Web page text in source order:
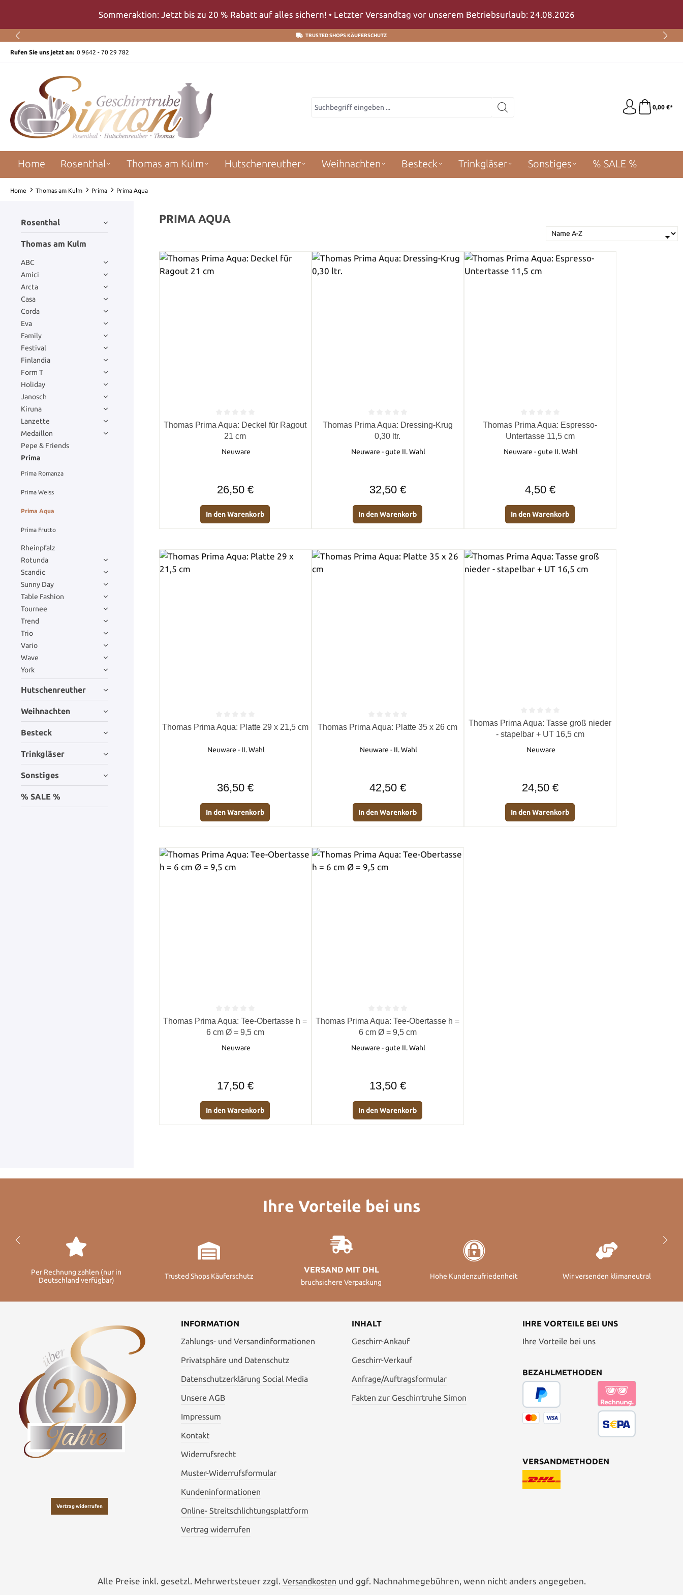
Zur Hauptnavigation springenSommeraktion: Jetzt bis zu 20 % Rabatt auf alles sichern! • Letzter Versandtag vor unserem Betriebsurlaub: 24.08.2026
TRUSTED SHOPS KÄUFERSCHUTZ
Rufen Sie uns jetzt an: 0 9642 - 70 29 782
0,00 €*
Home Rosenthal Thomas am Kulm Hutschenreuther Weihnachten Besteck Trinkgläser Sonstiges % SALE %
Home Thomas am Kulm Prima Prima Aqua
Rosenthal
Thomas am Kulm
ABC
Amici
Arcta
Casa
Corda
Eva
Family
Festival
Finlandia
Form T
Holiday
Janosch
Kiruna
Lanzette
Medaillon
Pepe & Friends
Prima
Prima Romanza
Prima Weiss
Prima Aqua
Prima Frutto
Rheinpfalz
Rotunda
Scandic
Sunny Day
Table Fashion
Tournee
Trend
Trio
Vario
Wave
York
Hutschenreuther
Weihnachten
Besteck
Trinkgläser
Sonstiges
% SALE %
PRIMA AQUA
Durchschnittliche Bewertung von 0 von 5 Sternen
Thomas Prima Aqua: Deckel für Ragout
21 cm
Neuware
26,50 €
In den Warenkorb
Durchschnittliche Bewertung von 0 von 5 Sternen
Thomas Prima Aqua: Dressing-Krug
0,30 ltr.
Neuware - gute II. Wahl
32,50 €
In den Warenkorb
Durchschnittliche Bewertung von 0 von 5 Sternen
Thomas Prima Aqua: Espresso-
Untertasse 11,5 cm
Neuware - gute II. Wahl
4,50 €
In den Warenkorb
Durchschnittliche Bewertung von 0 von 5 Sternen
Thomas Prima Aqua: Platte 29 x 21,5 cm
Neuware - II. Wahl
36,50 €
In den Warenkorb
Durchschnittliche Bewertung von 0 von 5 Sternen
Thomas Prima Aqua: Platte 35 x 26 cm
Neuware - II. Wahl
42,50 €
In den Warenkorb
Durchschnittliche Bewertung von 0 von 5 Sternen
Thomas Prima Aqua: Tasse groß nieder
- stapelbar + UT 16,5 cm
Neuware
24,50 €
In den Warenkorb
Durchschnittliche Bewertung von 0 von 5 Sternen
Thomas Prima Aqua: Tee-Obertasse h =
6 cm Ø = 9,5 cm
Neuware
17,50 €
In den Warenkorb
Durchschnittliche Bewertung von 0 von 5 Sternen
Thomas Prima Aqua: Tee-Obertasse h =
6 cm Ø = 9,5 cm
Neuware - gute II. Wahl
13,50 €
In den Warenkorb
Ihre Vorteile bei uns
Per Rechnung zahlen (nur in
Deutschland verfügbar)
Trusted Shops Käuferschutz
VERSAND MIT DHL
bruchsichere Verpackung
Hohe Kundenzufriedenheit Wir versenden klimaneutral
Vertrag widerrufen
INFORMATION
Zahlungs- und Versandinformationen
Privatsphäre und Datenschutz
Datenschutzerklärung Social Media
Unsere AGB
Impressum
Kontakt
Widerrufsrecht
Muster-Widerrufsformular
Kundeninformationen
Online- Streitschlichtungsplattform
Vertrag widerrufen
INHALT
Geschirr-Ankauf
Geschirr-Verkauf
Anfrage/Auftragsformular
Fakten zur Geschirrtruhe Simon
IHRE VORTEILE BEI UNS
Ihre Vorteile bei uns
BEZAHLMETHODEN
VERSANDMETHODEN
Alle Preise inkl. gesetzl. Mehrwertsteuer zzgl. Versandkosten und ggf. Nachnahmegebühren, wenn nicht anders angegeben.